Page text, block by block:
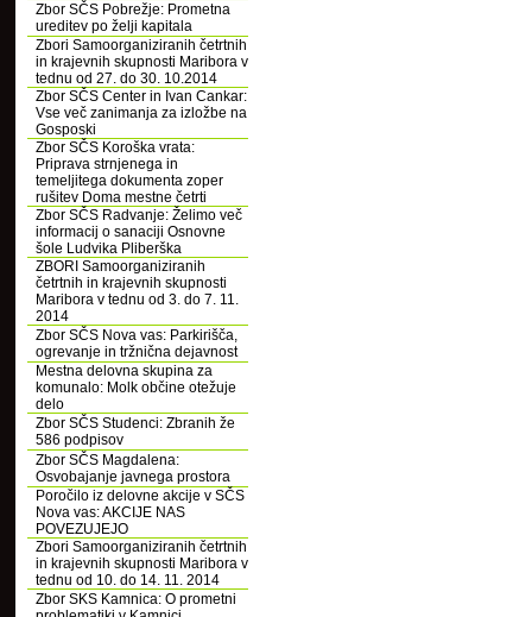
Zbor SČS Pobrežje: Prometna
ureditev po želji kapitala
Zbori Samoorganiziranih četrtnih
in krajevnih skupnosti Maribora v
tednu od 27. do 30. 10.2014
Zbor SČS Center in Ivan Cankar:
Vse več zanimanja za izložbe na
Gosposki
Zbor SČS Koroška vrata:
Priprava strnjenega in
temeljitega dokumenta zoper
rušitev Doma mestne četrti
Zbor SČS Radvanje: Želimo več
informacij o sanaciji Osnovne
šole Ludvika Pliberška
ZBORI Samoorganiziranih
četrtnih in krajevnih skupnosti
Maribora v tednu od 3. do 7. 11.
2014
Zbor SČS Nova vas: Parkirišča,
ogrevanje in tržnična dejavnost
Mestna delovna skupina za
komunalo: Molk občine otežuje
delo
Zbor SČS Studenci: Zbranih že
586 podpisov
Zbor SČS Magdalena:
Osvobajanje javnega prostora
Poročilo iz delovne akcije v SČS
Nova vas: AKCIJE NAS
POVEZUJEJO
Zbori Samoorganiziranih četrtnih
in krajevnih skupnosti Maribora v
tednu od 10. do 14. 11. 2014
Zbor SKS Kamnica: O prometni